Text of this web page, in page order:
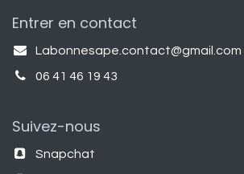
Entrer en contact
Labonnesape.contact@gmail.com
06 41 46 19 43
Suivez-nous
Snapchat